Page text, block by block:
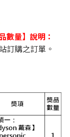
數量】說明：
訂購之訂單。